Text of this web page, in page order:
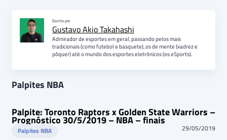
Escrito por
Gustavo Akio Takahashi
Admirador de esportes em geral, passando pelos mais
tradicionais (como futebol e basquete), os de mente (xadrez e
pôquer) até o mundo dos esportes eletrônicos (os eSports).
Palpites NBA
Palpite: Toronto Raptors x Golden State Warriors –
Prognóstico 30/5/2019 – NBA – finais
Palpites NBA 29/05/2019